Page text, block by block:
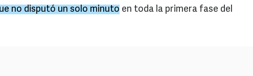
no disputó un solo minuto en toda la primera fase del